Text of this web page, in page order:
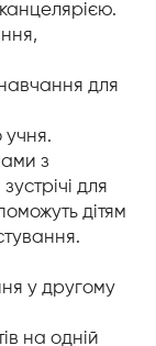
для
учня.
з
для
дітям
у другому
на одній